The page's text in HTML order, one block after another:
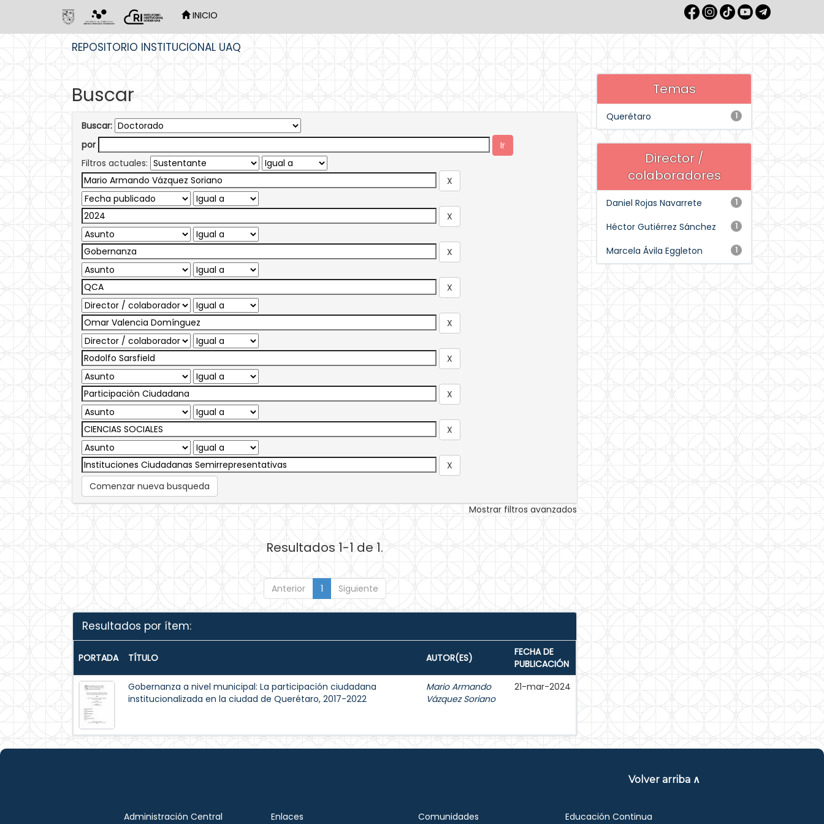
INICIO
REPOSITORIO INSTITUCIONAL UAQ
Buscar
Buscar:
por
Filtros actuales:
Comenzar nueva busqueda
Mostrar filtros avanzados
Resultados 1-1 de 1.
Anterior 1 Siguiente
Resultados por ítem:
PORTADA TÍTULO AUTOR(ES)
FECHA DE
PUBLICACIÓN
Gobernanza a nivel municipal: La participación ciudadana
institucionalizada en la ciudad de Querétaro, 2017-2022
Mario Armando
Vázquez Soriano
21-mar-2024
Temas
1
Querétaro
Director /
colaboradores
1
Daniel Rojas Navarrete
1
Héctor Gutiérrez Sánchez
1
Marcela Ávila Eggleton
Volver arriba ∧
Administración Central Enlaces Comunidades Educación Continua